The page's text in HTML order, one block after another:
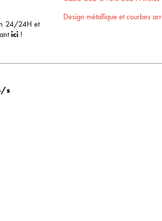
24/24H et
ici !
Design métallique et courbes
s